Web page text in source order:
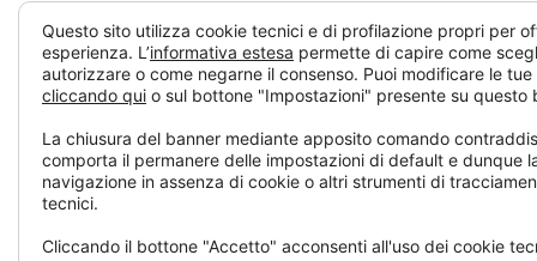
Questo sito utilizza cookie tecnici e di profilazione propri per
esperienza. L’informativa estesa permette di capire come
autorizzare o come negarne il consenso. Puoi modificare le
cliccando qui o sul bottone "Impostazioni" presente su questo
La chiusura del banner mediante apposito comando
comporta il permanere delle impostazioni di default e dunque
navigazione in assenza di cookie o altri strumenti di
tecnici.
Cliccando il bottone "Accetto" acconsenti all'uso dei cookie